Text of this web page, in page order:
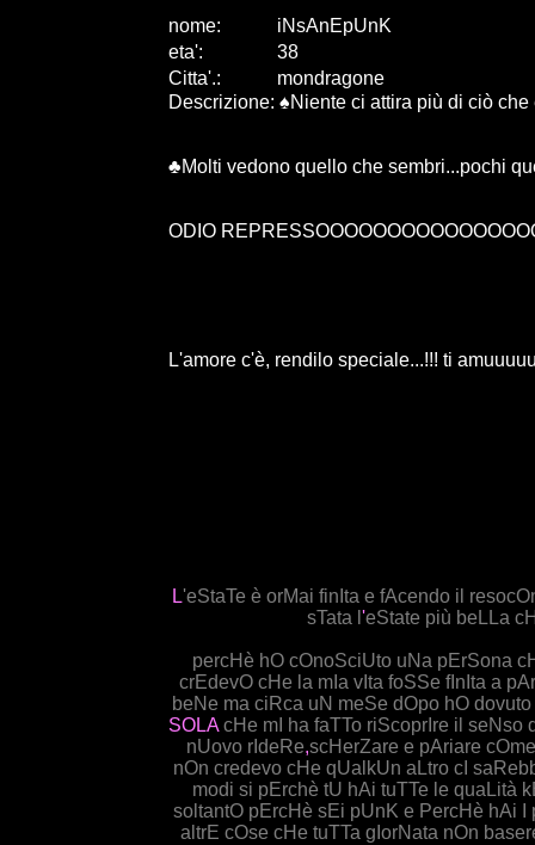
nome:
iNsAnEpUnK
eta':
38
Citta'.:
mondragone
Descrizione: ♠Niente ci attira più di ciò che
♣Molti vedono quello che sembri...pochi
ODIO
L'amore c'è, rendilo speciale...!!! ti
L'eStaTe è orMai finIta e fAcendo il
sTata l 'eState più beLLa
percHè hO cOnoSciUto uNa pErSona
crEdevO cHe la mIa vIta foSSe fInIta a
beNe ma ciRca uN meSe dOpo hO
SOLAcHe mI ha faTTo riScoprIre il seNso
nUovo rIdeRe,scHerZare e pAriare
nOn credevo cHe qUalkUn aLtro cI
modi si pErchè tU hAi tuTTe le quaLità
soltantO pErcHè sEi pUnK e PercHè hAi
altrE cOse cHe tuTTa gIorNata nOn